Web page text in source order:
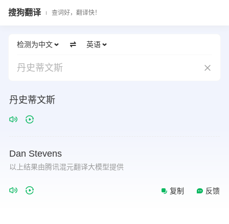
搜狗翻译 查词好，翻译快！
检测为中文 英语
丹史蒂文斯
丹史蒂文斯
Dan Stevens
以上结果由腾讯混元翻译大模型提供
复制 反馈